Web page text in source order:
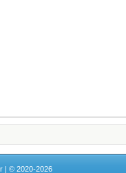
| © 2020-2026